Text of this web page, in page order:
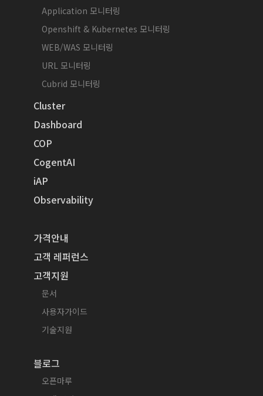
Application 모니터링
Openshift & Kubernetes 모니터링
WEB/WAS 모니터링
URL 모니터링
Cubrid 모니터링
Cluster
Dashboard
COP
CogentAI
iAP
Observability
가격안내
고객 레퍼런스
고객지원
문서
사용자가이드
기술지원
블로그
오픈마루